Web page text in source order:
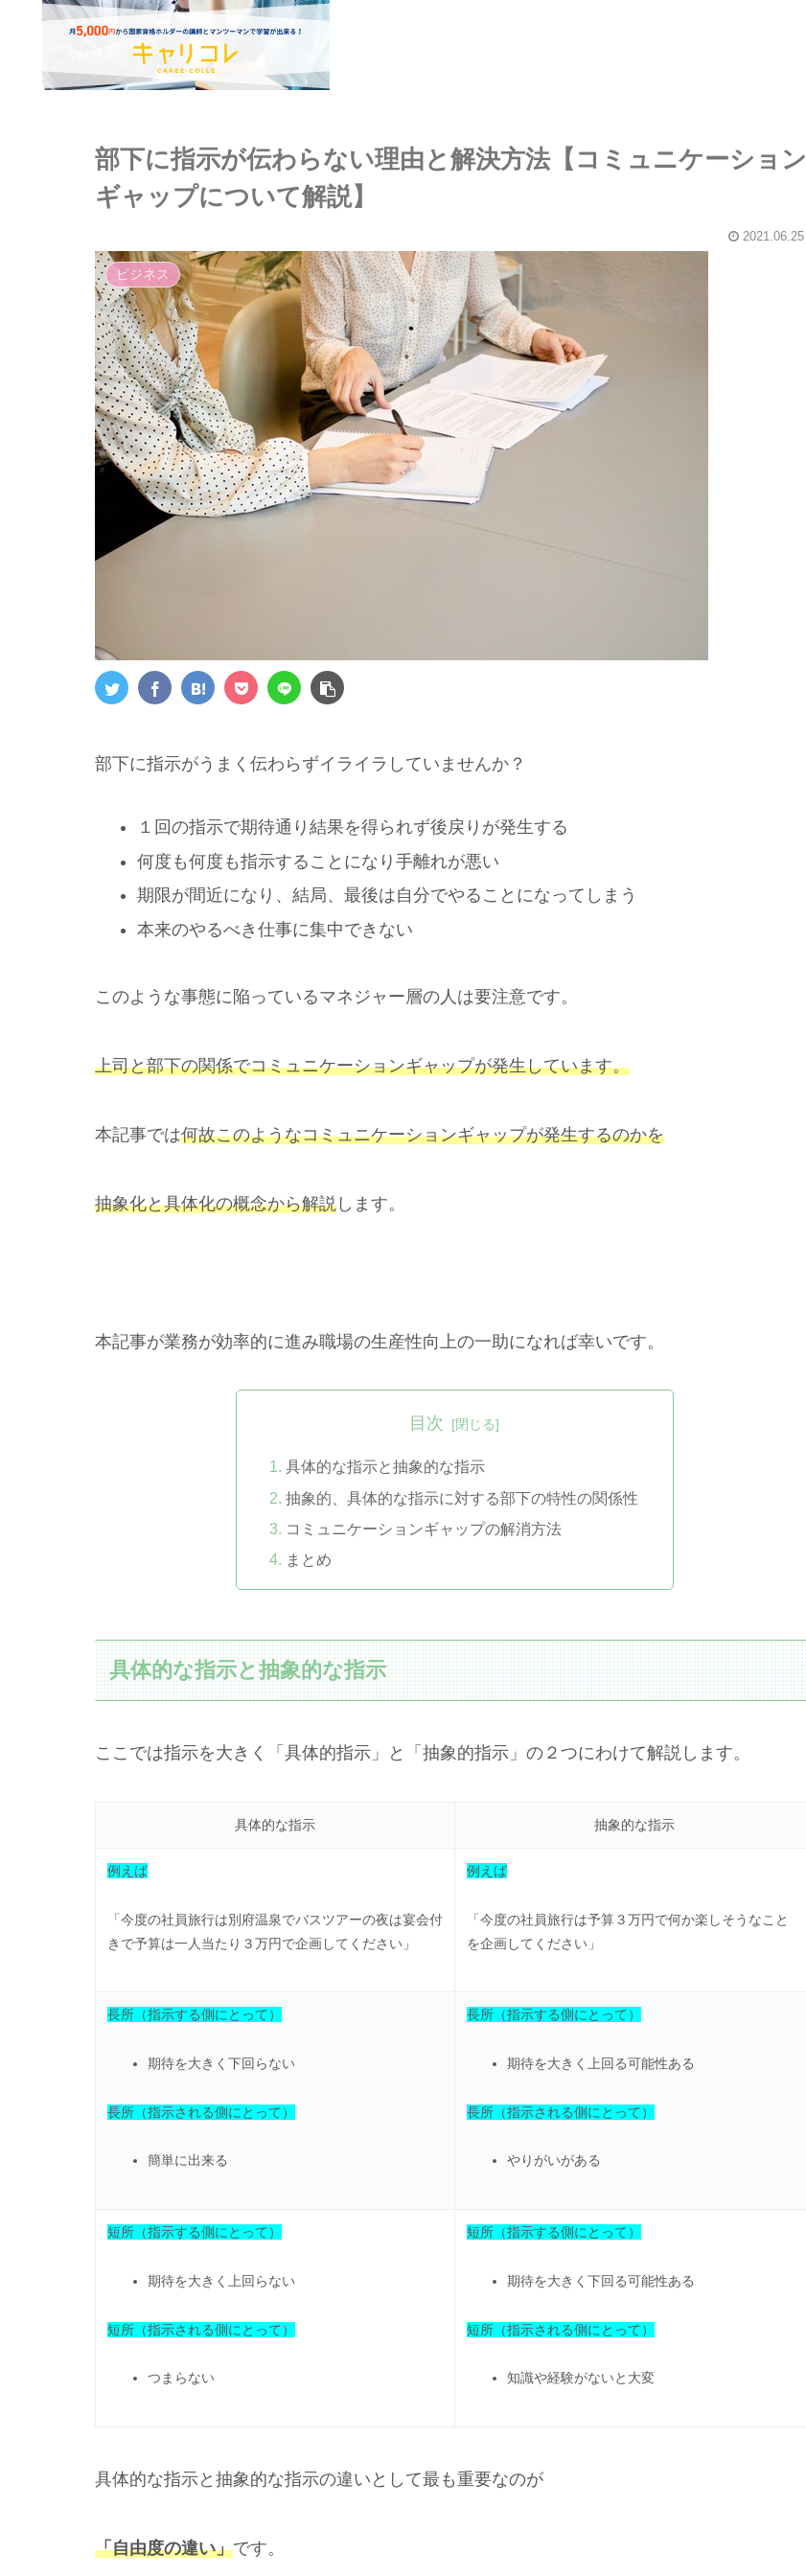
部下に指示が伝わらない理由と解決方法【コミュニケーション
ギャップについて解説】
2021.06.25
ビジネス
部下に指示がうまく伝わらずイライラしていませんか？
１回の指示で期待通り結果を得られず後戻りが発生する
何度も何度も指示することになり手離れが悪い
期限が間近になり、結局、最後は自分でやることになってしまう
本来のやるべき仕事に集中できない
このような事態に陥っているマネジャー層の人は要注意です。
上司と部下の関係でコミュニケーションギャップが発生しています。
本記事では何故このようなコミュニケーションギャップが発生するのかを
抽象化と具体化の概念から解説 します。
本記事が業務が効率的に進み職場の生産性向上の一助になれば幸いです。
目次
具体的な指示と抽象的な指示
抽象的、具体的な指示に対する部下の特性の関係性
コミュニケーションギャップの解消方法
まとめ
具体的な指示と抽象的な指示
ここでは指示を大きく「具体的指示」と「抽象的指示」の２つにわけて解説します。
具体的な指示 抽象的な指示
例えば
「今度の社員旅行は別府温泉でバスツアーの夜は宴会付
きで予算は一人当たり３万円で企画してください」
例えば
「今度の社員旅行は予算３万円で何か楽しそうなこと
を企画してください」
長所（指示する側にとって）
期待を大きく下回らない
長所（指示される側にとって）
簡単に出来る
長所（指示する側にとって）
期待を大きく上回る可能性ある
長所（指示される側にとって）
やりがいがある
短所（指示する側にとって）
期待を大きく上回らない
短所（指示される側にとって）
つまらない
短所（指示する側にとって）
期待を大きく下回る可能性ある
短所（指示される側にとって）
知識や経験がないと大変
具体的な指示と抽象的な指示の違いとして最も重要なのが
「自由度の違い」です。